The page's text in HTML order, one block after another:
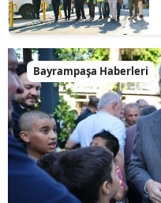
Bayrampaşa Haberleri